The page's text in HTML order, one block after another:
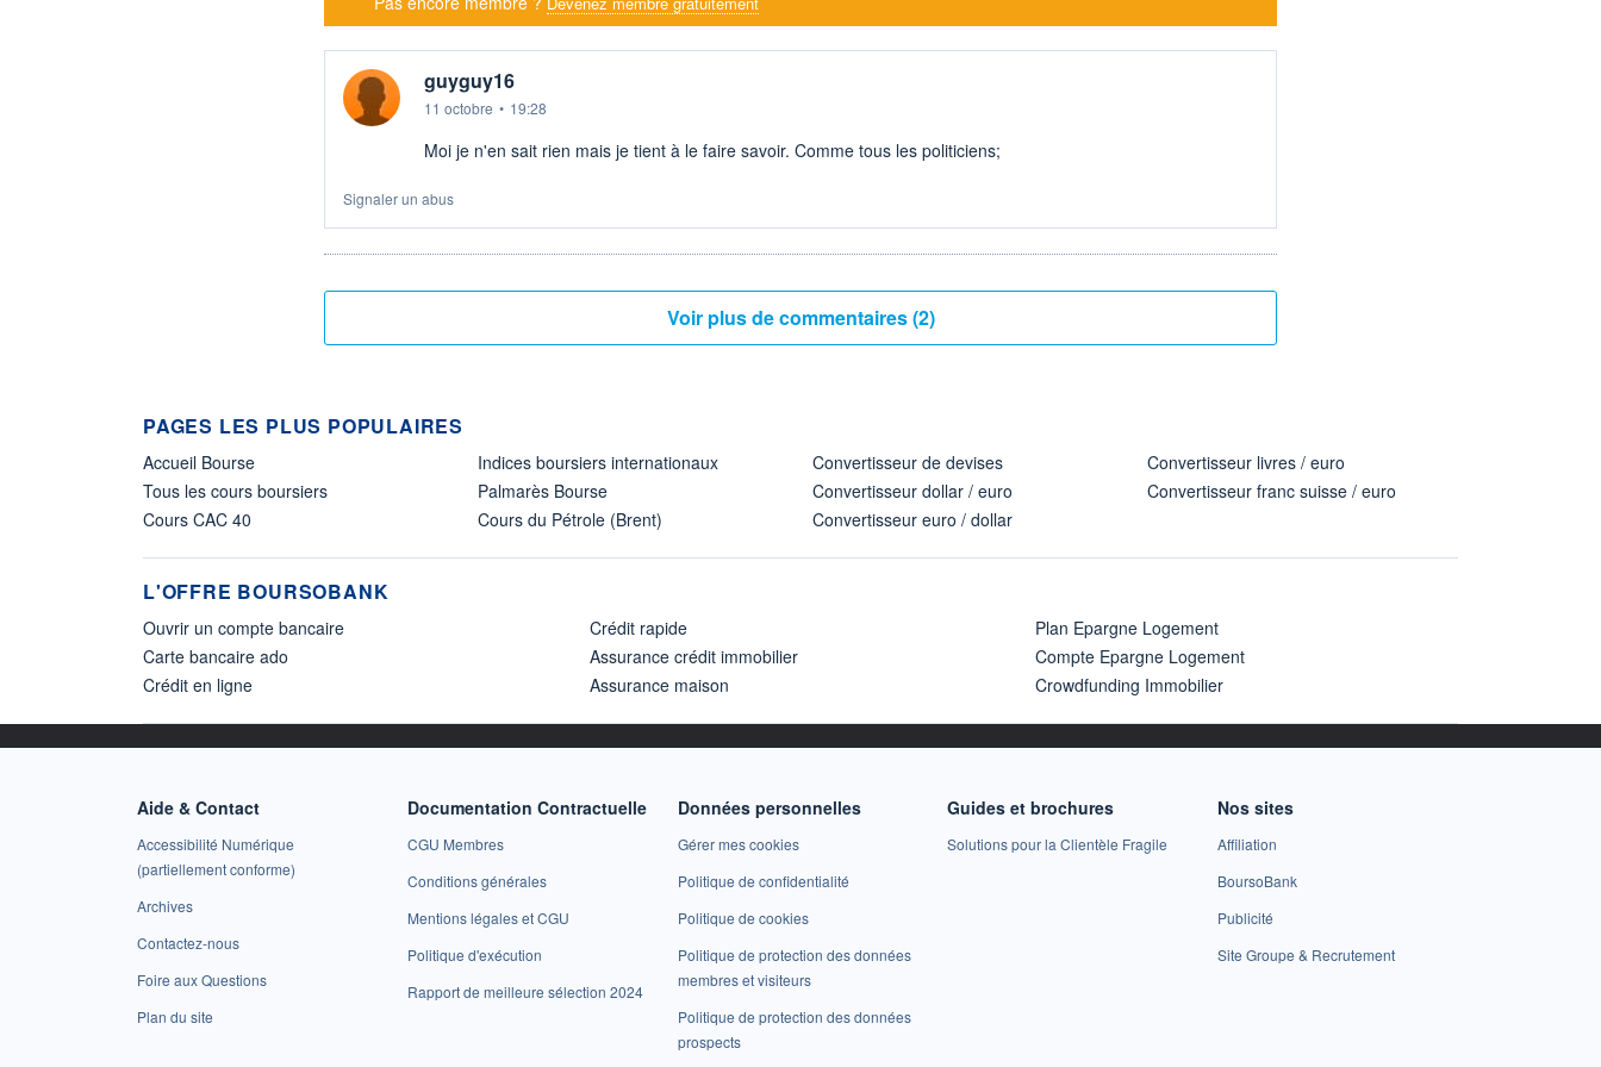
guyguy16
11 octobre • 19:28
Moi je n'en sait rien mais je tient à le faire savoir. Comme tous les politiciens;
Signaler un abus
Voir plus de commentaires (2)
PAGES LES PLUS POPULAIRES
Accueil Bourse
Tous les cours boursiers
Cours CAC 40
Indices boursiers internationaux
Palmarès Bourse
Cours du Pétrole (Brent)
Convertisseur de devises
Convertisseur dollar / euro
Convertisseur euro / dollar
Convertisseur livres / euro
Convertisseur franc suisse / euro
L'OFFRE BOURSOBANK
Ouvrir un compte bancaire
Carte bancaire ado
Crédit en ligne
Crédit rapide
Assurance crédit immobilier
Assurance maison
Plan Epargne Logement
Compte Epargne Logement
Crowdfunding Immobilier
Aide & Contact
Accessibilité Numérique
(partiellement conforme)
Archives
Contactez-nous
Foire aux Questions
Plan du site
Documentation Contractuelle
CGU Membres
Conditions générales
Mentions légales et CGU
Politique d'exécution
Rapport de meilleure sélection 2024
Données personnelles
Gérer mes cookies
Politique de confidentialité
Politique de cookies
Politique de protection des données
membres et visiteurs
Politique de protection des données
prospects
Guides et brochures
Solutions pour la Clientèle Fragile
Nos sites
Affiliation
BoursoBank
Publicité
Site Groupe & Recrutement